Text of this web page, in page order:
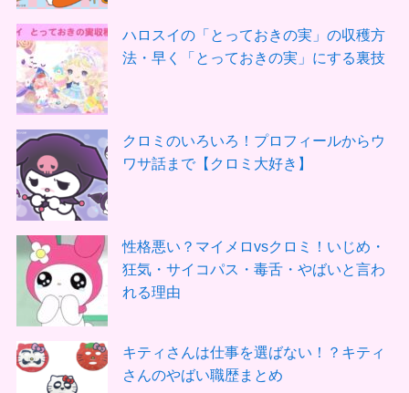
ハロスイの「とっておきの実」の収穫方
法・早く「とっておきの実」にする裏技
クロミのいろいろ！プロフィールからウ
ワサ話まで【クロミ大好き】
性格悪い？マイメロvsクロミ！いじめ・
狂気・サイコパス・毒舌・やばいと言わ
れる理由
キティさんは仕事を選ばない！？キティ
さんのやばい職歴まとめ